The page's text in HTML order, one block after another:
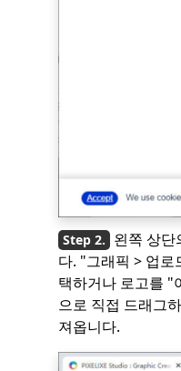
왼쪽 상단
다. "그래픽 > 업로
택하거나 로고를 "
으로 직접 드래그
져옵니다.